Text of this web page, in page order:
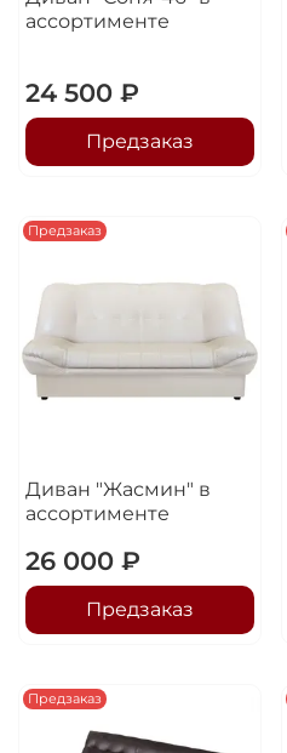
ассортименте
24 500 ₽
Предзаказ
Предзаказ
Диван "Жасмин" в
ассортименте
26 000 ₽
Предзаказ
Предзаказ